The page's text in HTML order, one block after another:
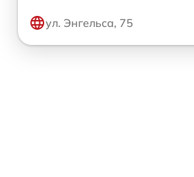
ул. Энгельса, 75